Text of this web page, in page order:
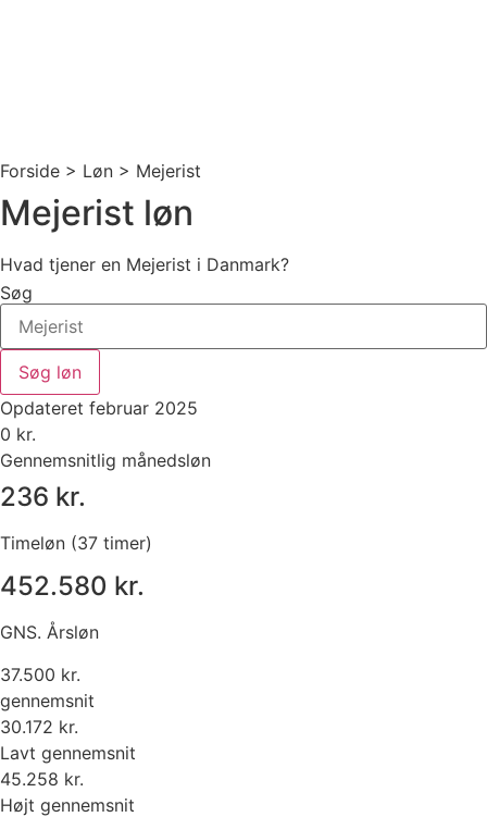
Forside > Løn > Mejerist
Mejerist løn
Hvad tjener en Mejerist i Danmark?
Søg
Søg løn
Opdateret februar 2025
0 kr.
Gennemsnitlig månedsløn
236 kr.
Timeløn (37 timer)
452.580 kr.
GNS. Årsløn
37.500 kr.
gennemsnit
30.172 kr.
Lavt gennemsnit
45.258 kr.
Højt gennemsnit